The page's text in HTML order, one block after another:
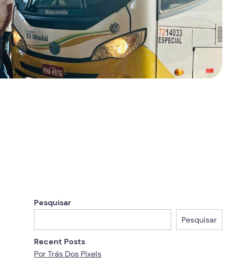
Pesquisar
Pesquisar
Recent Posts
Por Trás Dos Pixels